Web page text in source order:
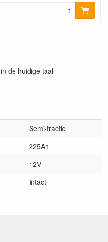
de huidige taal
Semi-tractie
225Ah
12V
Intact